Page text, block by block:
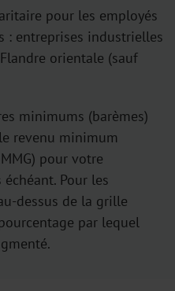
pour les employés
: entreprises industrielles
orientale (sauf
minimums (barèmes)
revenu minimum
pour votre
Pour les
dessus de la grille
par lequel